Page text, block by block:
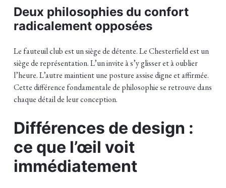
Deux philosophies du confort
radicalement opposées
Le fauteuil club est un siège de détente. Le Chesterfield est un
siège de représentation. L’un invite à s’y glisser et à oublier
l’heure. L’autre maintient une posture assise digne et affirmée.
Cette différence fondamentale de philosophie se retrouve dans
chaque détail de leur conception.
Différences de design :
ce que l’œil voit
immédiatement